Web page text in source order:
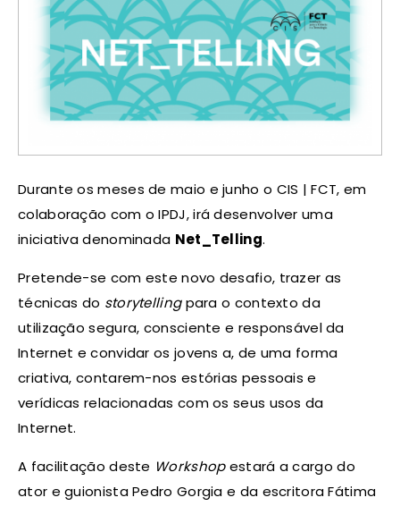
Durante os meses de maio e junho o CIS | FCT, em
colaboração com o IPDJ, irá desenvolver uma
iniciativa denominada Net_Telling.
Pretende-se com este novo desafio, trazer as
técnicas do storytellingpara o contexto da
utilização segura, consciente e responsável da
Internet e convidar os jovens a, de uma forma
criativa, contarem-nos estórias pessoais e
verídicas relacionadas com os seus usos da
Internet.
A facilitação deste Workshopestará a cargo do
ator e guionista Pedro Gorgia e da escritora Fátima